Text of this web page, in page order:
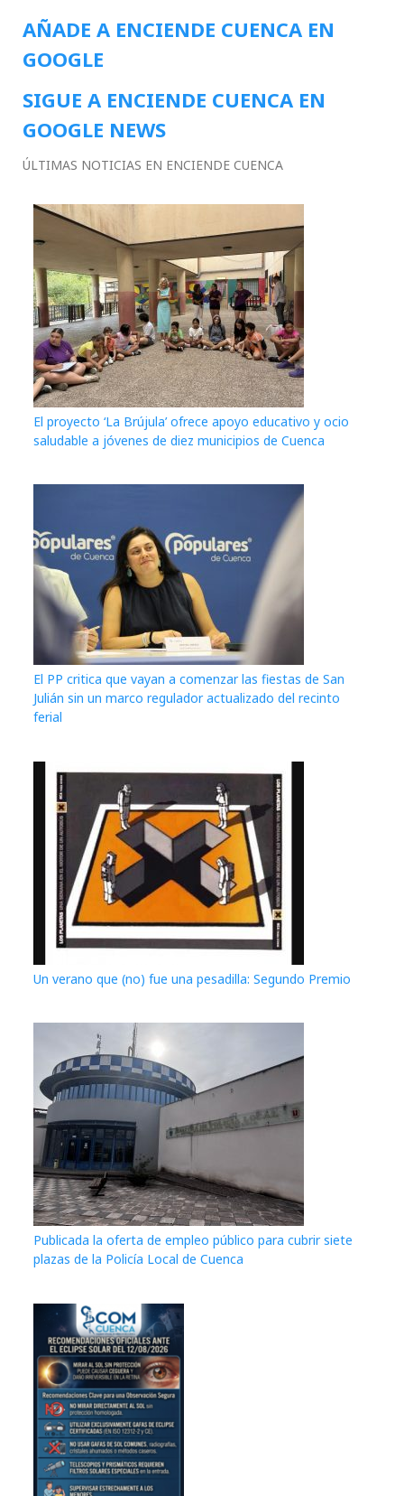
AÑADE A ENCIENDE CUENCA EN
GOOGLE
SIGUE A ENCIENDE CUENCA EN
GOOGLE NEWS
ÚLTIMAS NOTICIAS EN ENCIENDE CUENCA
El proyecto ‘La Brújula’ ofrece apoyo educativo y ocio
saludable a jóvenes de diez municipios de Cuenca
El PP critica que vayan a comenzar las fiestas de San
Julián sin un marco regulador actualizado del recinto
ferial
Un verano que (no) fue una pesadilla: Segundo Premio
Publicada la oferta de empleo público para cubrir siete
plazas de la Policía Local de Cuenca